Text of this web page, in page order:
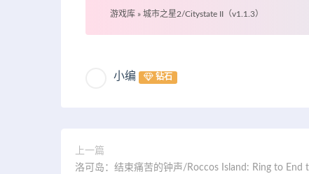
游戏库 » 城市之星2/Citystate II（v1.1.3）
小编 钻石
上一篇
洛可岛：结束痛苦的钟声/Roccos Island: Ring to End